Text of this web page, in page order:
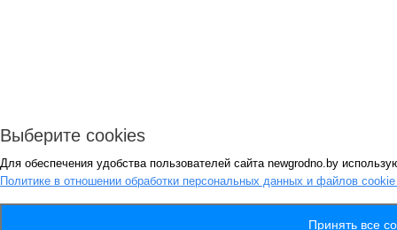
Выберите cookies
Для обеспечения удобства пользователей сайта newgrodno.by
Политике в отношении обработки персональных данных и файлов
Принять все